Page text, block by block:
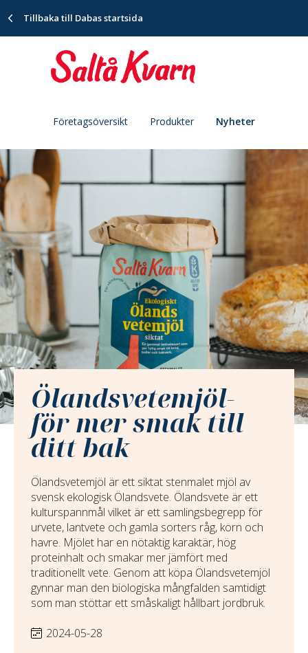
Tillbaka till Dabas startsida
Företagsöversikt Produkter Nyheter
Ölandsvetemjöl-
för mer smak till
ditt bak
Ölandsvetemjöl är ett siktat stenmalet mjöl av
svensk ekologisk Ölandsvete. Ölandsvete är ett
kulturspannmål vilket är ett samlingsbegrepp för
urvete, lantvete och gamla sorters råg, korn och
havre. Mjölet har en nötaktig karaktär, hög
proteinhalt och smakar mer jämfört med
traditionellt vete. Genom att köpa Ölandsvetemjöl
gynnar man den biologiska mångfalden samtidigt
som man stöttar ett småskaligt hållbart jordbruk.
2024-05-28